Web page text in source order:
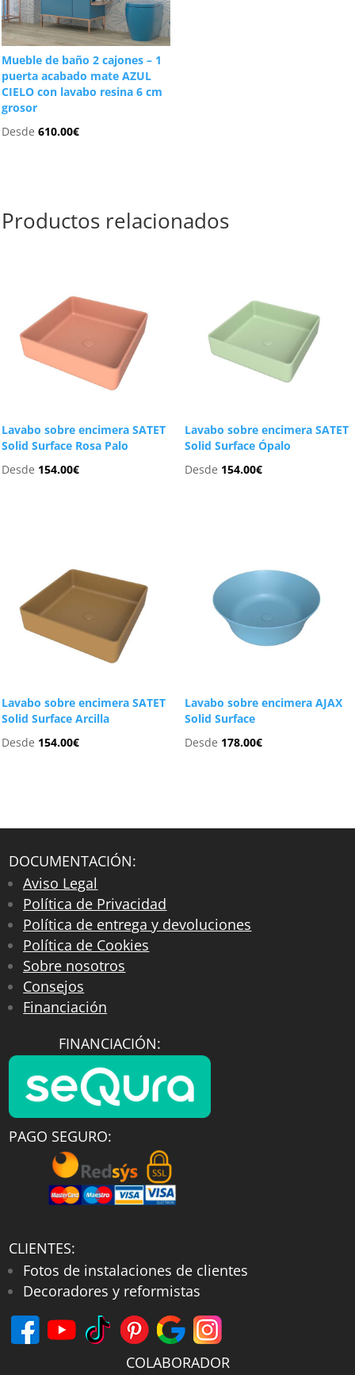
Mueble de baño 2 cajones – 1
puerta acabado mate AZUL
CIELO con lavabo resina 6 cm
grosor
Desde610.00€
Productos relacionados
Lavabo sobre encimera SATET
Solid Surface Rosa Palo
Desde 154.00€
Lavabo sobre encimera SATET
Solid Surface Ópalo
Desde 154.00€
Lavabo sobre encimera SATET
Solid Surface Arcilla
Desde 154.00€
Lavabo sobre encimera AJAX
Solid Surface
Desde 178.00€
DOCUMENTACIÓN:
Aviso Legal
Política de Privacidad
Política de entrega y devoluciones
Política de Cookies
Sobre nosotros
Consejos
Financiación
FINANCIACIÓN:
PAGO SEGURO:
CLIENTES:
Fotos de instalaciones de clientes
Decoradores y reformistas
COLABORADOR